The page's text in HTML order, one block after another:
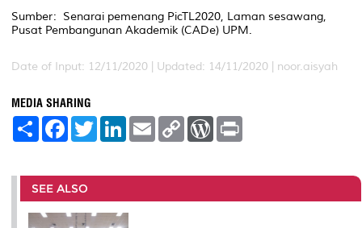
Sumber: Senarai pemenang PicTL2020, Laman sesawang,
Pusat Pembangunan Akademik (CADe) UPM.
Date of Input: 12/11/2020 | Updated: 14/11/2020 | noor.aisyah
MEDIA SHARING
S
e
F
a
b
o
o
k
T
w
t
r
L
e
I
n
E
m
l
C
L
n
W
P
e
t
SEE ALSO